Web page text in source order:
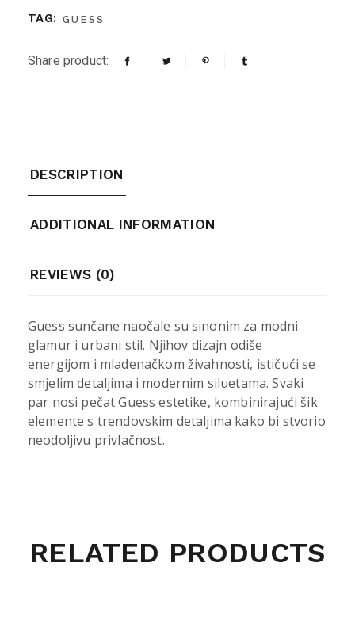
TAG: GUESS
Share product:
DESCRIPTION
ADDITIONAL INFORMATION
REVIEWS (0)
Guess sunčane naočale su sinonim za modni
glamur i urbani stil. Njihov dizajn odiše
energijom i mladenačkom živahnosti, ističući se
smjelim detaljima i modernim siluetama. Svaki
par nosi pečat Guess estetike, kombinirajući šik
elemente s trendovskim detaljima kako bi stvorio
neodoljivu privlačnost.
RELATED PRODUCTS